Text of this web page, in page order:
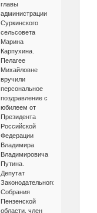
главы
администрации
Суркинского
сельсовета
Марина
Карпухина.
Пелагее
Михайловне
вручили
персональное
поздравление с
юбилеем от
Президента
Российской
Федерации
Владимира
Владимировича
Путина.
Депутат
Законодательного
Собрания
Пензенской
области, член